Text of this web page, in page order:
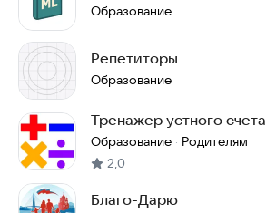
Образование
Репетиторы
Образование
Тренажер устного счета
Образование · Родителям
2,0
Благо-Дарю